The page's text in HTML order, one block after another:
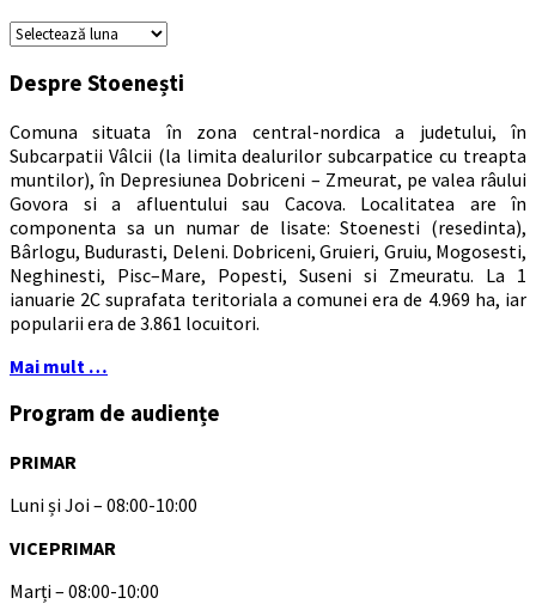
Arhivă
Despre Stoenești
Comuna situata în zona central-nordica a judetului, în
Subcarpatii Vâlcii (la limita dealurilor subcarpatice cu treapta
muntilor), în Depresiunea Dobriceni – Zmeurat, pe valea râului
Govora si a afluentului sau Cacova. Localitatea are în
componenta sa un numar de lisate: Stoenesti (resedinta),
Bârlogu, Budurasti, Deleni. Dobriceni, Gruieri, Gruiu, Mogosesti,
Neghinesti, Pisc–Mare, Popesti, Suseni si Zmeuratu. La 1
ianuarie 2C suprafata teritoriala a comunei era de 4.969 ha, iar
popularii era de 3.861 locuitori.
Mai mult …
Program de audiențe
PRIMAR
Luni și Joi – 08:00-10:00
VICEPRIMAR
Marți – 08:00-10:00